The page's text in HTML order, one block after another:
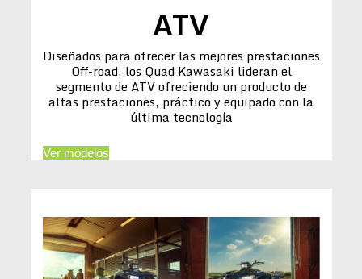
ATV
Diseñados para ofrecer las mejores prestaciones
Off-road, los Quad Kawasaki lideran el
segmento de ATV ofreciendo un producto de
altas prestaciones, práctico y equipado con la
última tecnología
Ver modelos